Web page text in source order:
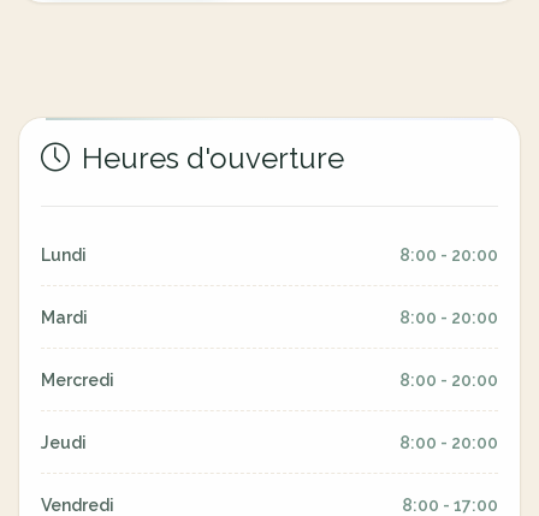
Heures d'ouverture
Lundi 8:00 - 20:00
Mardi 8:00 - 20:00
Mercredi 8:00 - 20:00
Jeudi 8:00 - 20:00
Vendredi 8:00 - 17:00